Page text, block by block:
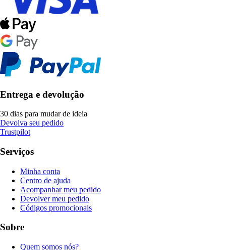
Entrega e devolução
30 dias para mudar de ideia
Devolva seu pedido
Trustpilot
Serviços
Minha conta
Centro de ajuda
Acompanhar meu pedido
Devolver meu pedido
Códigos promocionais
Sobre
Quem somos nós?